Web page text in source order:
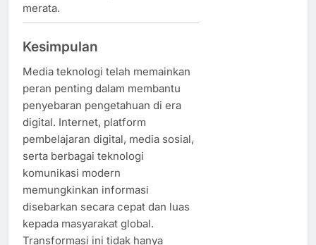
merata.
Kesimpulan
Media teknologi telah memainkan
peran penting dalam membantu
penyebaran pengetahuan di era
digital. Internet, platform
pembelajaran digital, media sosial,
serta berbagai teknologi
komunikasi modern
memungkinkan informasi
disebarkan secara cepat dan luas
kepada masyarakat global.
Transformasi ini tidak hanya